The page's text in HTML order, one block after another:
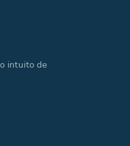
intuito de